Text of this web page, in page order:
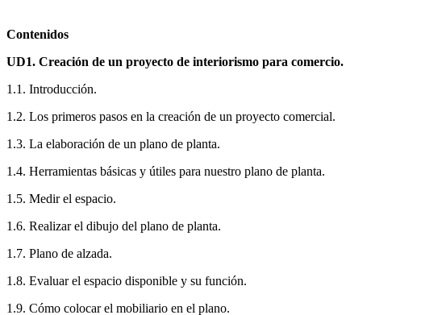
Contenidos
UD1. Creación de un proyecto de interiorismo para comercio.
1.1. Introducción.
1.2. Los primeros pasos en la creación de un proyecto comercial.
1.3. La elaboración de un plano de planta.
1.4. Herramientas básicas y útiles para nuestro plano de planta.
1.5. Medir el espacio.
1.6. Realizar el dibujo del plano de planta.
1.7. Plano de alzada.
1.8. Evaluar el espacio disponible y su función.
1.9. Cómo colocar el mobiliario en el plano.